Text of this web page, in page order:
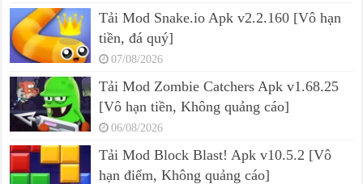
Tải Mod Snake.io Apk v2.2.160 [Vô hạn
tiền, đá quý]
07/08/2026
Tải Mod Zombie Catchers Apk v1.68.25
[Vô hạn tiền, Không quảng cáo]
06/08/2026
Tải Mod Block Blast! Apk v10.5.2 [Vô
hạn điểm, Không quảng cáo]